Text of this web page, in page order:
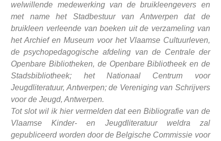
welwillende medewerking van de bruikleengevers en
met name het Stadbestuur van Antwerpen dat de
bruikleen verleende van boeken uit de verzameling van
het Archief en Museum voor het Vlaamse Cultuurleven,
de psychopedagogische afdeling van de Centrale der
Openbare Bibliotheken, de Openbare Bibliotheek en de
Stadsbibliotheek; het Nationaal Centrum voor
Jeugdliteratuur, Antwerpen; de Vereniging van Schrijvers
voor de Jeugd, Antwerpen.
Tot slot wil ik hier vermelden dat een Bibliografie van de
Vlaamse Kinder- en Jeugdliteratuur weldra zal
gepubliceerd worden door de Belgische Commissie voor